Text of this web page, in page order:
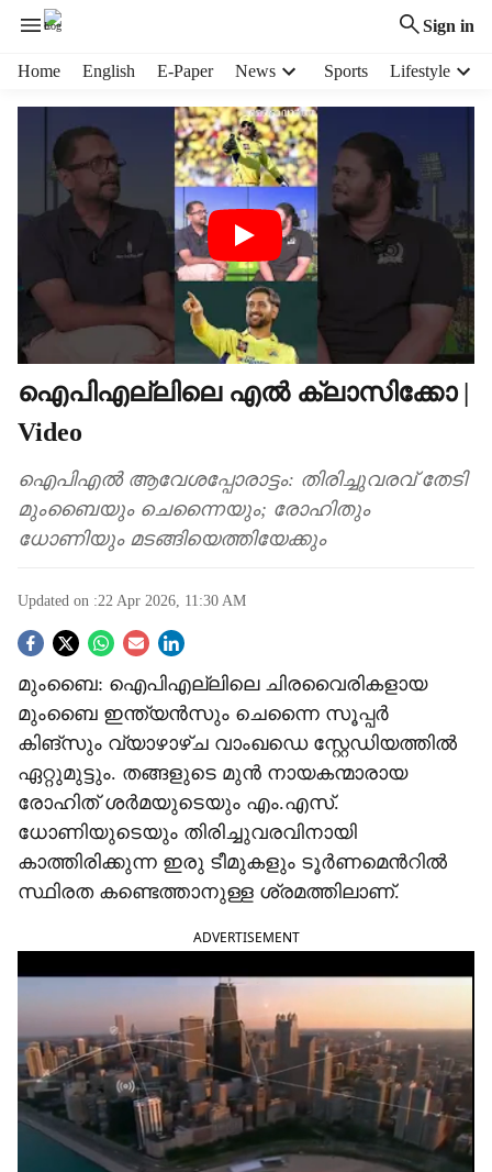
Sign in
Home English E-Paper News Sports Lifestyle
ഐപിഎല്ലിലെ എൽ ക്ലാസിക്കോ |
Video
ഐപിഎൽ ആവേശപ്പോരാട്ടം: തിരിച്ചുവരവ് തേടി
മുംബൈയും ചെന്നൈയും; രോഹിതും
ധോണിയും മടങ്ങിയെത്തിയേക്കും
Updated on :22 Apr 2026, 11:30 AM
S
o
c
i
a
l
h
a
r
e
മുംബൈ: ഐപിഎല്ലിലെ ചിരവൈരികളായ
മുംബൈ ഇന്ത്യൻസും ചെന്നൈ സൂപ്പർ
കിങ്സും വ്യാഴാഴ്ച വാംഖഡെ സ്റ്റേഡിയത്തിൽ
ഏറ്റുമുട്ടും. തങ്ങളുടെ മുൻ നായകന്മാരായ
രോഹിത് ശർമയുടെയും എം.എസ്.
ധോണിയുടെയും തിരിച്ചുവരവിനായി
കാത്തിരിക്കുന്ന ഇരു ടീമുകളും ടൂർണമെന്‍റിൽ
സ്ഥിരത കണ്ടെത്താനുള്ള ശ്രമത്തിലാണ്.
ADVERTISEMENT